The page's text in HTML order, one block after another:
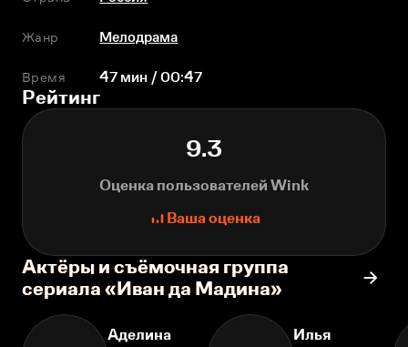
Жанр Мелодрама
Время 47 мин / 00:47
Рейтинг
9.3
Оценка пользователей Wink
Ваша оценка
Актёры и съёмочная группа
сериала «Иван да Мадина»
Аделина
Илья